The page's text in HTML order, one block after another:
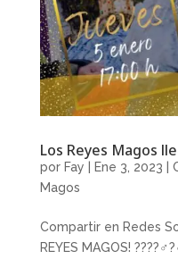
Los Reyes Magos
por Fay Ene 3, 2023
Magos
Compartir en Redes
REYES MAGOS!